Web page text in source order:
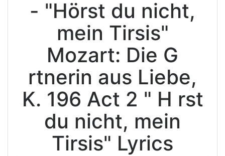
- "Hörst du nicht,
mein Tirsis"
Mozart: Die G
rtnerin aus Liebe,
K. 196 Act 2 " H rst
du nicht, mein
Tirsis" Lyrics